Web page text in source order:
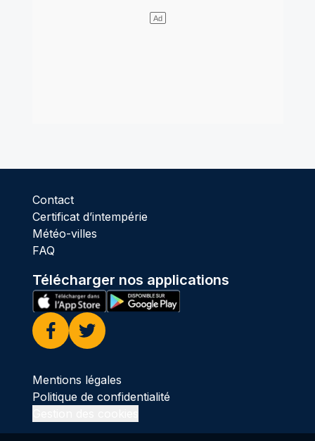
Contact
Certificat d’intempérie
Météo-villes
FAQ
Télécharger nos applications
Facebook
Twitter
Mentions légales
Politique de confidentialité